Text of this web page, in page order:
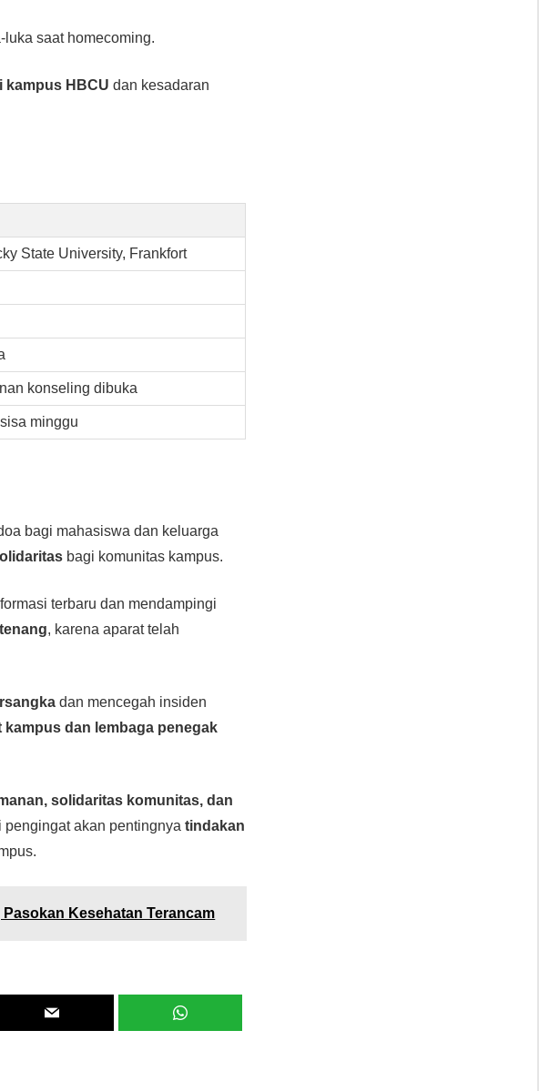
luka saat homecoming.
kampus HBCU dan kesadaran
State University, Frankfort
konseling dibuka
minggu
bagi mahasiswa dan keluarga
bagi komunitas kampus.
terbaru dan mendampingi
, karena aparat telah
dan mencegah insiden
dan lembaga penegak
solidaritas komunitas, dan
pengingat akan pentingnyatindakan
Kesehatan Terancam